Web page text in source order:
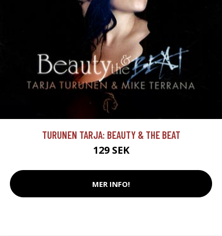
TURUNEN TARJA: BEAUTY & THE BEAT
129 SEK
MER INFO!